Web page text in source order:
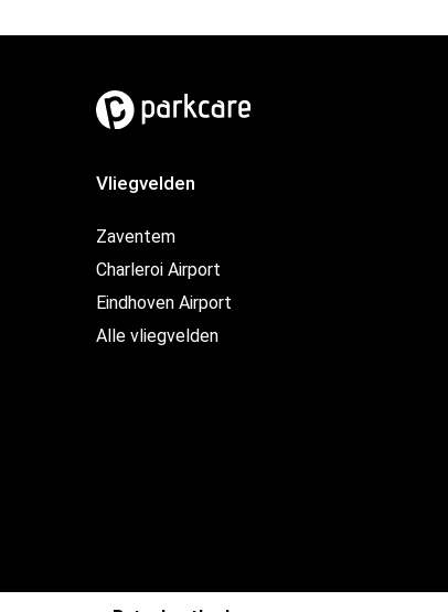
Vliegvelden
Zaventem
Charleroi Airport
Eindhoven Airport
Alle vliegvelden